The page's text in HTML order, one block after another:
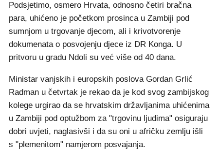
Podsjetimo, osmero Hrvata, odnosno četiri bračna
para, uhićeno je početkom prosinca u Zambiji pod
sumnjom u trgovanje djecom, ali i krivotvorenje
dokumenata o posvojenju djece iz DR Konga. U
pritvoru u gradu Ndoli su već više od 40 dana.
Ministar vanjskih i europskih poslova Gordan Grlić
Radman u četvrtak je rekao da je kod svog zambijskog
kolege urgirao da se hrvatskim državljanima uhićenima
u Zambiji pod optužbom za "trgovinu ljudima" osiguraju
dobri uvjeti, naglasivši i da su oni u afričku zemlju išli
s "plemenitom" namjerom posvajanja.